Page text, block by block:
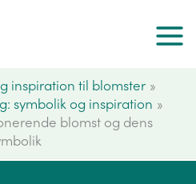
inspiration til blomster
symbolik og inspiration
blomst og dens